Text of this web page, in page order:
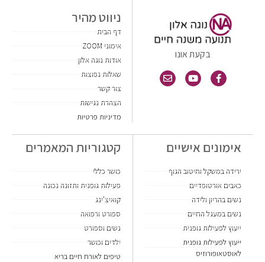
בקעת אונו
ניווט מהיר
דף הבית
אימוני ZOOM
אודות נוגה אלון
שאלות נפוצות
צור קשר
הצהרת נגישות
מדיניות פרטיות
אימונים אישיים
ירידה במשקל וחיטוב הגוף
כאבים אורטופדיים
נשים בהריון ולידה
נשים במעגל החיים
ייעוץ לפעילות גופנית
ייעוץ לפעילות גופנית
לאוסטאופורוזיס
קטגוריות המאמרים
כושר כללי
פעילות גופנית ותזונה נכונה
קואיצ'ינג
ספורט ורפואה
נשים וספורט
ילדים וכושר
טיפים לאורח חיים בריא